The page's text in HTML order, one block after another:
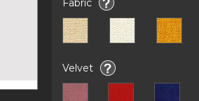
Fabric
Velvet